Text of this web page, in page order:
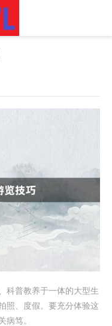
科普教养于一体的大型生
照、度假。要充分体验这
病笃。